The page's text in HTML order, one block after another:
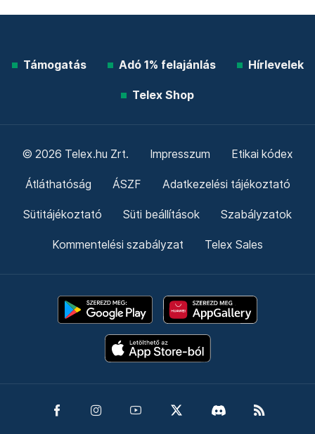
Támogatás Adó 1% felajánlás Hírlevelek
Telex Shop
© 2026 Telex.hu Zrt. Impresszum Etikai kódex
Átláthatóság ÁSZF Adatkezelési tájékoztató
Sütitájékoztató Süti beállítások Szabályzatok
Kommentelési szabályzat Telex Sales